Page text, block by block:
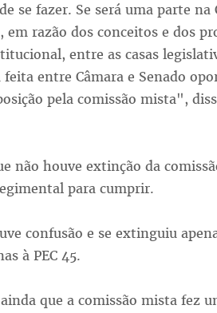
se fazer. Se será uma parte na
em razão dos conceitos e dos
entre as casas
entre Câmara e Senado
pela comissão mista",
não houve extinção da
para cumprir.
confusão e se extinguiu
à PEC 45.
que a comissão mista fez